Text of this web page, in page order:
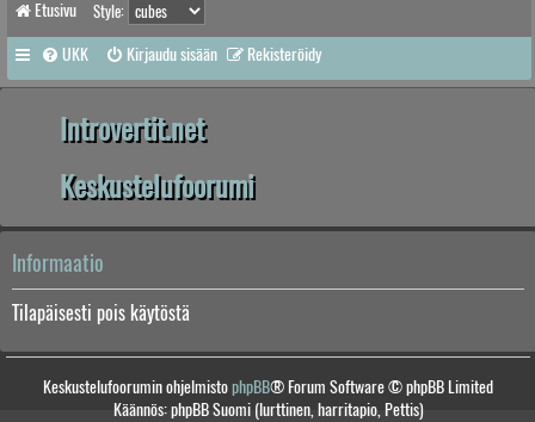
Etusivu Style:
UKK Kirjaudu sisään Rekisteröidy
Introvertit.net
Keskustelufoorumi
Informaatio
Tilapäisesti pois käytöstä
Keskustelufoorumin ohjelmistophpBB® Forum Software © phpBB Limited
Käännös: phpBB Suomi (lurttinen, harritapio, Pettis)